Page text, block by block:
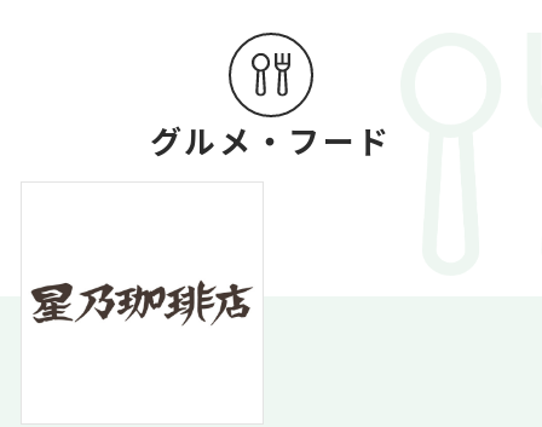
グルメ・フード